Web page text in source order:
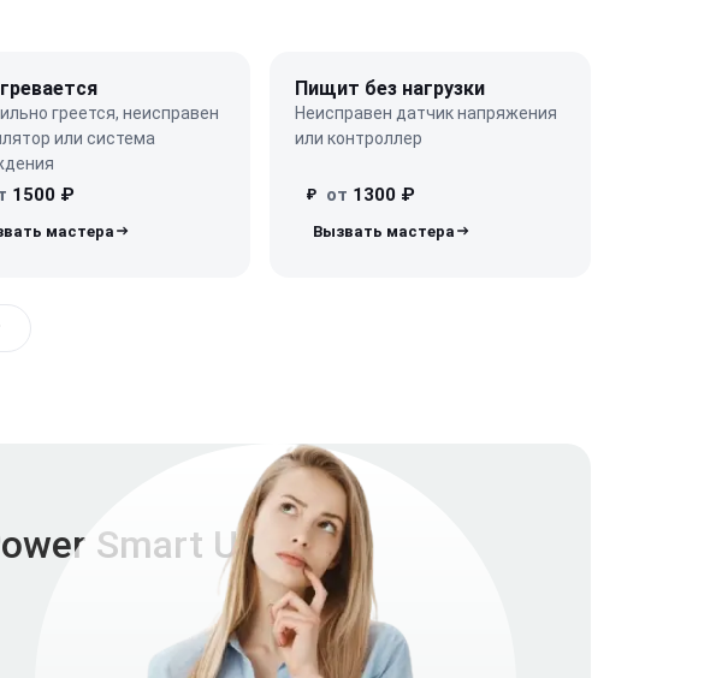
греется, неисправен
или система
1500 ₽
Пищит без нагрузки
Неисправен датчик напряжения
или контроллер
₽ от 1300 ₽
Smart ULB-